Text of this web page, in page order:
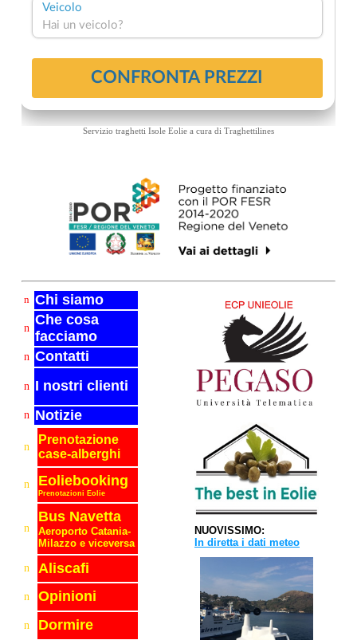
Servizio traghetti Isole Eolie a cura di Traghettilines
n Chi siamo
n
Che cosa
facciamo
n Contatti
n I nostri clienti
n Notizie
n
Prenotazione
case-alberghi
n Eoliebooking
Prenotazioni Eolie
n
Bus Navetta
Aeroporto Catania-
Milazzo e viceversa
n Aliscafi
n Opinioni
n Dormire
NUOVISSIMO:
In diretta i dati meteo